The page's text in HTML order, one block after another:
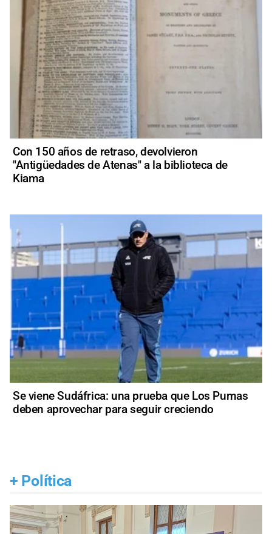
Con 150 años de retraso, devolvieron
"Antigüedades de Atenas" a la biblioteca de
Kiama
Se viene Sudáfrica: una prueba que Los Pumas
deben aprovechar para seguir creciendo
+ Política